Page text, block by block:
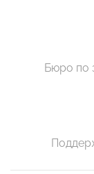
Бюро по